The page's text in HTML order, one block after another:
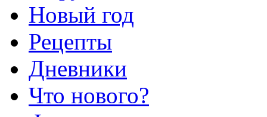
Новый год
Рецепты
Дневники
Что нового?